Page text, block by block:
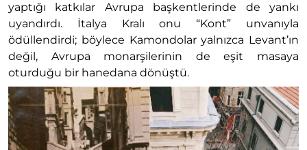
yaptığı katkılar Avrupa başkentlerinde de yankı
uyandırdı. İtalya Kralı onu “Kont” unvanıyla
ödüllendirdi; böylece Kamondolar yalnızca Levant’ın
değil, Avrupa monarşilerinin de eşit masaya
oturduğu bir hanedana dönüştü.